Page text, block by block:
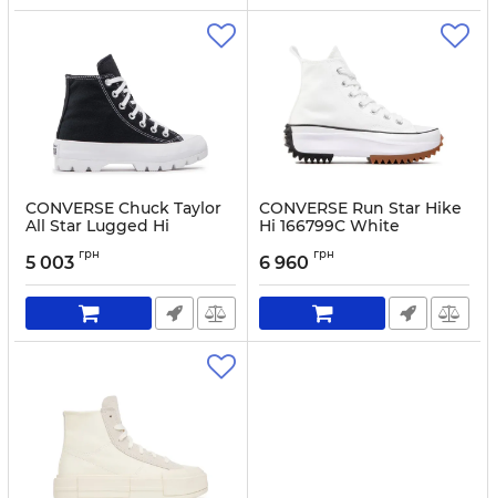
CONVERSE Chuck Taylor
All Star Lugged Hi
Артикул: 0000300888971-36
5 003 грн
CONVERSE Run Star Hike
Hi 166799C White
6 960 грн